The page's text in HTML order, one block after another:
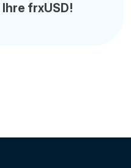
frxUSD!